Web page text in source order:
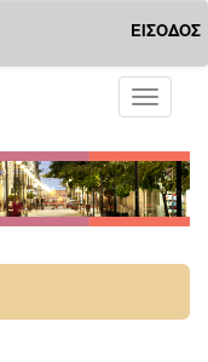
ΕΙΣΟΔΟΣ
Toggle